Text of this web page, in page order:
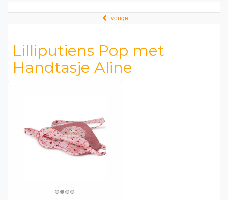
vorige
Lilliputiens Pop met
Handtasje Aline